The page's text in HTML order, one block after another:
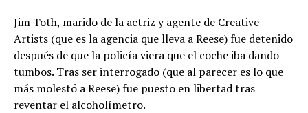
Jim Toth, marido de la actriz y agente de Creative
Artists (que es la agencia que lleva a Reese) fue detenido
después de que la policía viera que el coche iba dando
tumbos. Tras ser interrogado (que al parecer es lo que
más molestó a Reese) fue puesto en libertad tras
reventar el alcoholímetro.